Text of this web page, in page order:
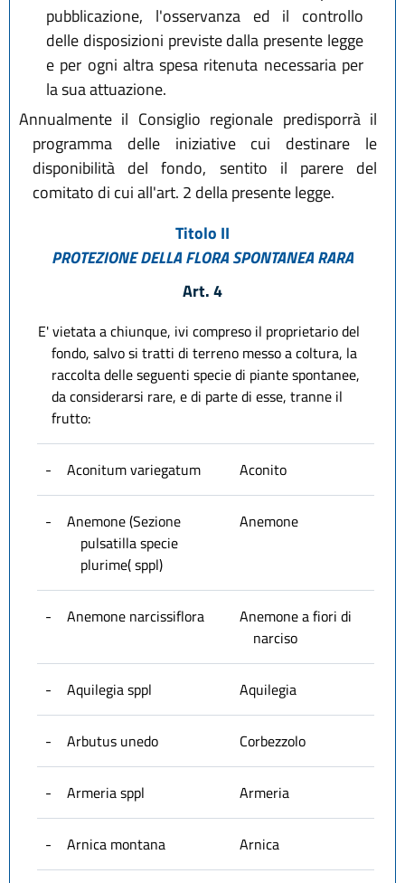
pubblicazione, l'osservanza ed il controllo
delle disposizioni previste dalla presente legge
e per ogni altra spesa ritenuta necessaria per
la sua attuazione.
Annualmente il Consiglio regionale predisporrà il
programma delle iniziative cui destinare le
disponibilità del fondo, sentito il parere del
comitato di cui all'art. 2 della presente legge.
Titolo II
PROTEZIONE DELLA FLORA SPONTANEA RARA
Art. 4
E' vietata a chiunque, ivi compreso il proprietario del
fondo, salvo si tratti di terreno messo a coltura, la
raccolta delle seguenti specie di piante spontanee,
da considerarsi rare, e di parte di esse, tranne il
frutto:
- Aconitum variegatum Aconito
-
Anemone (Sezione
pulsatilla specie
plurime( sppl)
Anemone
- Anemone narcissiflora
Anemone a fiori di
narciso
- Aquilegia sppl Aquilegia
- Arbutus unedo Corbezzolo
- Armeria sppl Armeria
- Arnica montana Arnica